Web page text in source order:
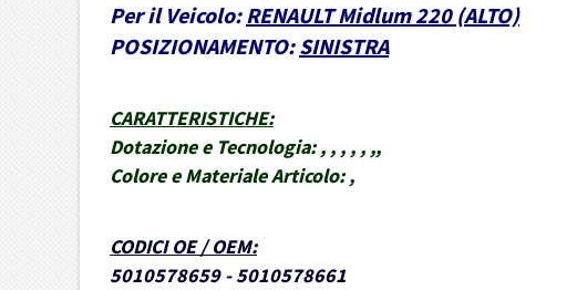
Per il Veicolo: RENAULT Midlum 220 (ALTO)
POSIZIONAMENTO: SINISTRA
CARATTERISTICHE:
Dotazione e Tecnologia: , , , , , ,,
Colore e Materiale Articolo: ,
CODICI OE / OEM:
5010578659 - 5010578661